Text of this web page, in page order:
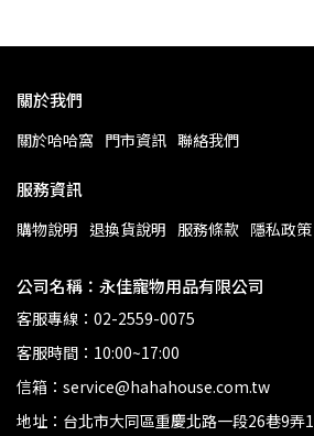
關於我們
關於哈哈窩 門市資訊 聯絡我們
服務資訊
購物說明 退換貨說明 服務條款 隱私政策
公司名稱：永佳寵物用品有限公司
客服專線：02-2559-0075
客服時間：10:00~17:00
信箱：service@hahahouse.com.tw
地址：台北市大同區重慶北路一段26巷9弄